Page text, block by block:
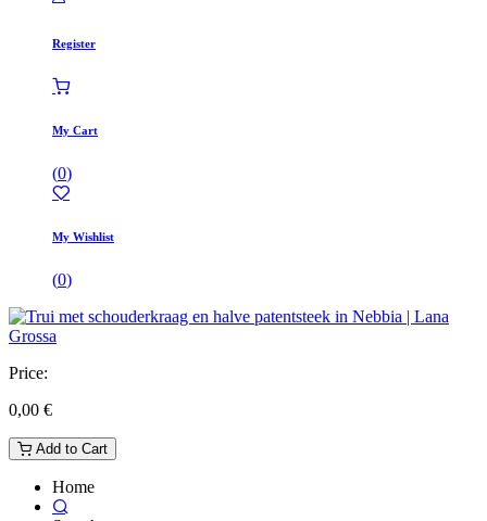
Register
My Cart
(0)
My Wishlist
(0)
Price:
0,00 €
Add to Cart
Home